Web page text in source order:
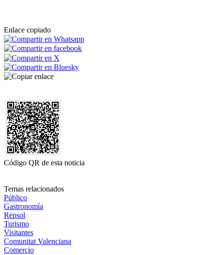
Enlace copiado
Código QR de esta noticia
Temas relacionados
Público
Gastronomía
Repsol
Turismo
Visitantes
Comunitat Valenciana
Comercio